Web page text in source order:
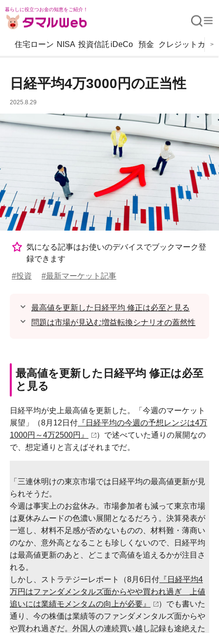
暮らしに役立つお金の知恵をご紹介！
住宅ローン NISA 投資信託 iDeCo 預金 クレジットカー
>
日経平均4万3000円の正当性
2025.8.29
気になる記事はお使いのデバイスでブックマーク登
録できます
#投資 #最新マーケット記事
最高値を更新した日経平均 修正は必至と見る
問題は市場が見込む増益転換シナリオの蓋然性
最高値を更新した日経平均 修正は必至
と見る
日経平均が史上最高値を更新した。「今週のマーケット
展望」（8月12日付 『日経平均の今週の予想レンジは4万
1000円～4万2500円』
）で述べていた通りの展開なの
で、想定通りと言えばそれまでだ。
「三連休明けの東京市場では日経平均の最高値更新が見
られそうだ。
今週は事実上のお盆休み。市場参加者も減って東京市場
は夏休みムードの色濃い展開となるだろう。決算発表が
一巡し、材料不足感が否めないものの、材料難・薄商い
のなか、意外高となることも珍しくないので、日経平均
は最高値更新のあと、どこまで高値を追えるかが注目さ
れる。
しかし、ストラテジーレポート（8月6日付 『日経平均4
万円はファンダメンタルズ面からやや買われ過ぎ 上値
追いには業績モメンタムの向上が必要』
）でも書いた
通り、今の株価は業績等のファンダメンタルズ面からや
や買われ過ぎだ。外国人の連続買い越し記録も途絶えた